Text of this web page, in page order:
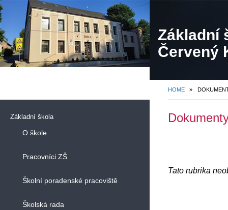
Základní
Červený
HOME »
Základní škola
O škole
Pracovníci ZŠ
Školní poradenské pracoviště
Školská rada
Tato rubrika